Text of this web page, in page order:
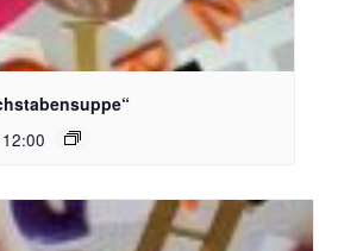
Meinersmann
12:00